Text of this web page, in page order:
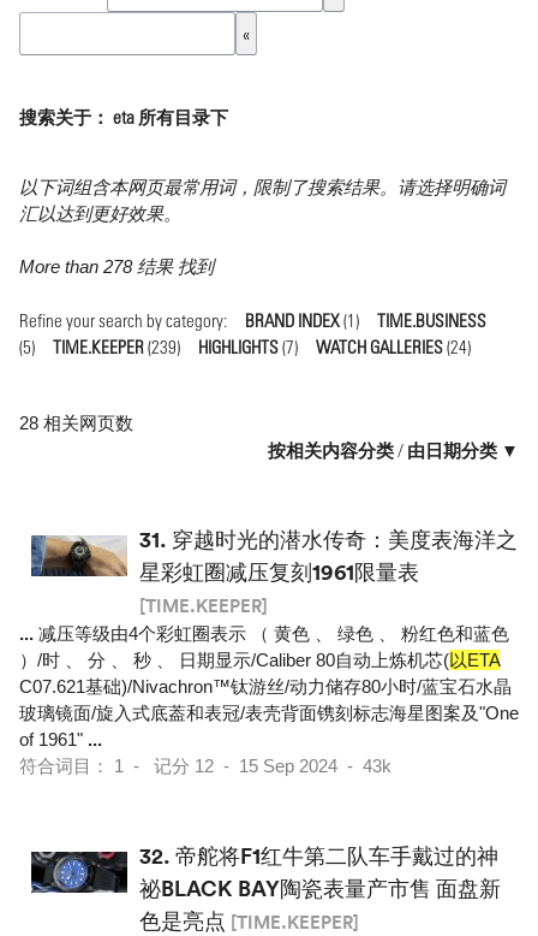
搜索关于： eta 所有目录下
以下词组含本网页最常用词，限制了搜索结果。请选择明确词
汇以达到更好效果。
More than 278 结果 找到
Refine your search by category: BRAND INDEX(1)
TIME.BUSINESS
(5)
TIME.KEEPER(239) HIGHLIGHTS(7) WATCH GALLERIES(24)
28 相关网页数
按相关内容分类/ 由日期分类 ▼
31. 穿越时光的潜水传奇：美度表海洋之
星彩虹圈减压复刻1961限量表
[TIME.KEEPER]
... 减压等级由4个彩虹圈表示 （ 黄色 、 绿色 、 粉红色和蓝色
）/时 、 分 、 秒 、 日期显示/Caliber 80自动上炼机芯(以ETA
C07.621基础)/Nivachron™钛游丝/动力储存80小时/蓝宝石水晶
玻璃镜面/旋入式底葢和表冠/表壳背面镌刻标志海星图案及"One
of 1961" ...
符合词目： 1 - 记分 12 - 15 Sep 2024 - 43k
32. 帝舵将F1红牛第二队车手戴过的神
祕BLACK BAY陶瓷表量产市售 面盘新
色是亮点 [TIME.KEEPER]